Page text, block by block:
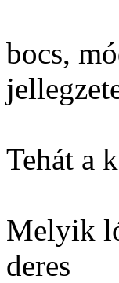
bocs,
Tehát a
Melyik
deres